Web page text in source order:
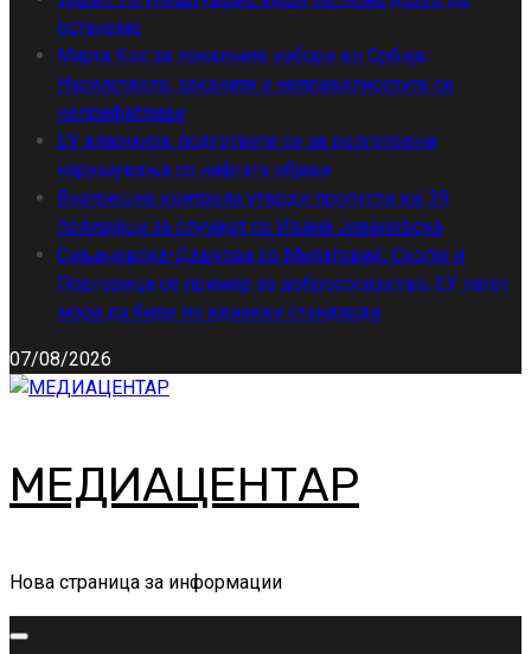
останеме
Марта Кос за локалните избори во Србија:
Насилството, заканите и неправилностите се
неприфатливи
ЕУ алармира: подгответе се за долготрајни
нарушувања со нафтата објави
Внатрешна контрола утврди пропусти кај 39
полицајци за случајот со Ивана Јовановска
Сиљановска-Давкова со Милатовиќ: Скопје и
Подгорица се пример за добрососедство, ЕУ патот
мора да биде по еднакви стандарди
07/08/2026
МЕДИАЦЕНТАР
Нова страница за информации
Primary